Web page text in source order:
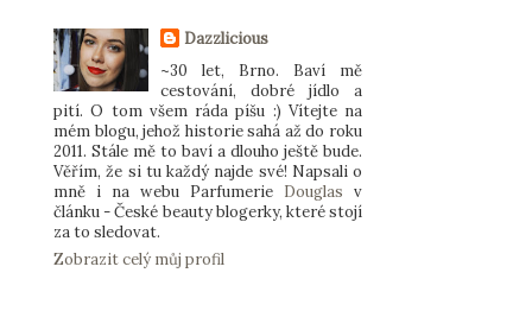
Dazzlicious
~30 let, Brno. Baví mě
cestování, dobré jídlo a
pití. O tom všem ráda píšu :) Vítejte na
mém blogu, jehož historie sahá až do roku
2011. Stále mě to baví a dlouho ještě bude.
Věřím, že si tu každý najde své! Napsali o
mně i na webu Parfumerie Douglas v
článku - České beauty blogerky, které stojí
za to sledovat.
Zobrazit celý můj profil